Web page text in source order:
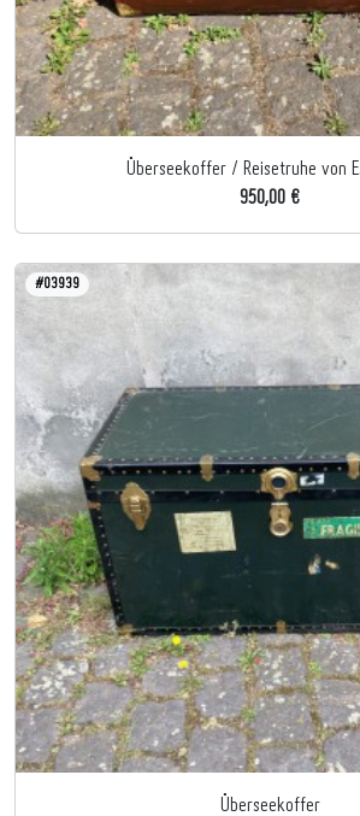
Überseekoffer / Reisetruhe von
950,00 €
#03939
Überseekoffer